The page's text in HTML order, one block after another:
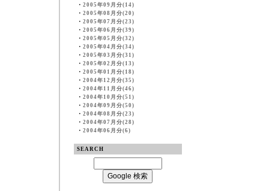
・ 2005年09月分(14)
・ 2005年08月分(20)
・ 2005年07月分(23)
・ 2005年06月分(39)
・ 2005年05月分(32)
・ 2005年04月分(34)
・ 2005年03月分(31)
・ 2005年02月分(13)
・ 2005年01月分(18)
・ 2004年12月分(35)
・ 2004年11月分(46)
・ 2004年10月分(51)
・ 2004年09月分(50)
・ 2004年08月分(23)
・ 2004年07月分(28)
・ 2004年06月分(6)
SEARCH